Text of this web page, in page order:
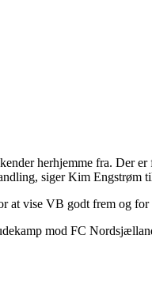
herhjemme fra. Der
siger Kim Engstrøm
at vise VB godt frem og
mod FC